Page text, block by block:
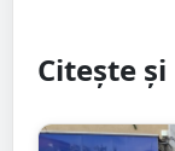
Citește și